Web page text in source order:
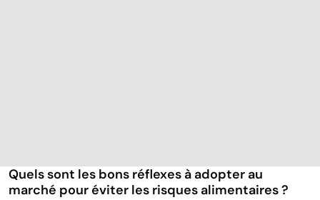
Quels sont les bons réflexes à adopter au
marché pour éviter les risques alimentaires ?